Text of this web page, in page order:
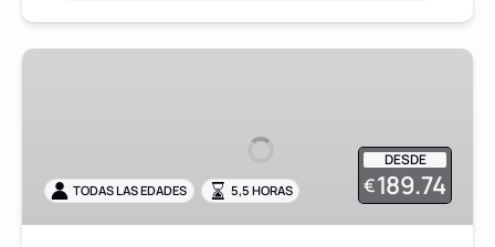
Excursión
Vesubio
en
DESDE
€189.74
TODAS LAS EDADES 5,5 HORAS